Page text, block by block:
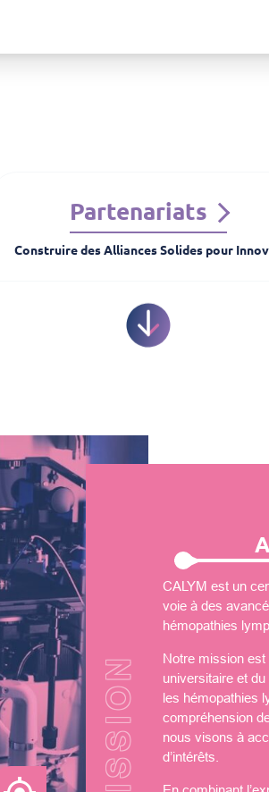
Partenariats
Construire des Alliances Solides pour
CALYM est un
voie à des
hémopathies
Notre mission
universitaire et
les hémopathies
compréhension
nous visons à
d’intérêts.